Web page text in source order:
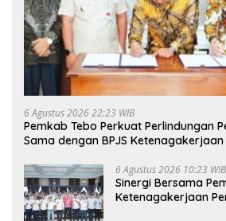
6 Agustus 2026 22:23 WIB
Pemkab Tebo Perkuat Perlindungan
Sama dengan BPJS Ketenagakerjaan
6 Agustus 2026 10:23 WIB
Sinergi Bersama
Ketenagakerjaan